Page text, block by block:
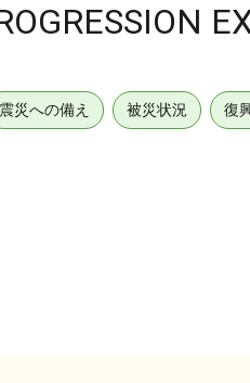
震災への備え 被災状況 復